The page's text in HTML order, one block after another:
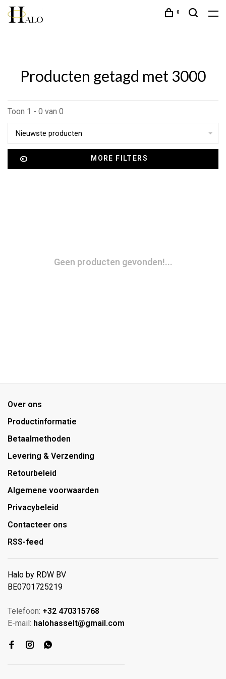
0
Producten getagd met 3000
Toon 1 - 0 van 0
Nieuwste producten
MORE FILTERS
Geen producten gevonden!...
Over ons
Productinformatie
Betaalmethoden
Levering & Verzending
Retourbeleid
Algemene voorwaarden
Privacybeleid
Contacteer ons
RSS-feed
Halo by RDW BV
BE0701725219
Telefoon: +32 470315768
E-mail: halohasselt@gmail.com